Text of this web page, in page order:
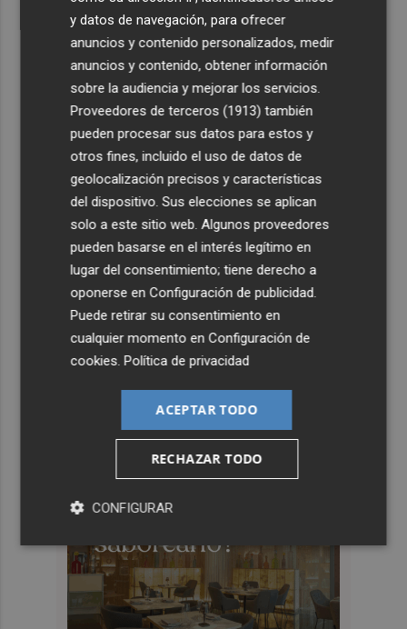
y datos de navegación, para ofrecer
anuncios y contenido personalizados, medir
anuncios y contenido, obtener información
sobre la audiencia y mejorar los servicios.
Proveedores de terceros (1913) también
pueden procesar sus datos para estos y
otros fines, incluido el uso de datos de
geolocalización precisos y características
del dispositivo. Sus elecciones se aplican
solo a este sitio web. Algunos proveedores
pueden basarse en el interés legítimo en
lugar del consentimiento; tiene derecho a
oponerse enConfiguración de publicidad.
Puede retirar su consentimiento en
cualquier momento enConfiguración de
cookies.Política de privacidad
ACEPTAR TODO
RECHAZAR TODO
CONFIGURAR